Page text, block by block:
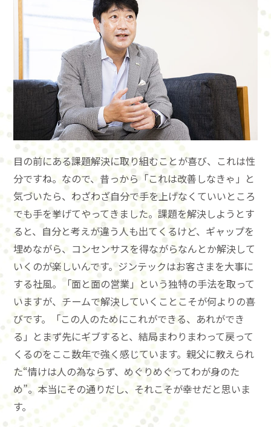
目の前にある課題解決に取り組むことが喜び、これは性
分ですね。なので、昔っから「これは改善しなきゃ」と
気づいたら、わざわざ自分で手を上げなくていいところ
でも手を挙げてやってきました。課題を解決しようとす
ると、自分と考えが違う人も出てくるけど、ギャップを
埋めながら、コンセンサスを得ながらなんとか解決して
いくのが楽しいんです。ジンテックはお客さまを大事に
する社風。「面と面の営業」という独特の手法を取って
いますが、チームで解決していくことこそが何よりの喜
びです。「この人のためにこれができる、あれができ
る」とまず先にギブすると、結局まわりまわって戻って
くるのをここ数年で強く感じています。親父に教えられ
た“情けは人の為ならず、めぐりめぐってわが身のた
め”。本当にその通りだし、それこそが幸せだと思いま
す。